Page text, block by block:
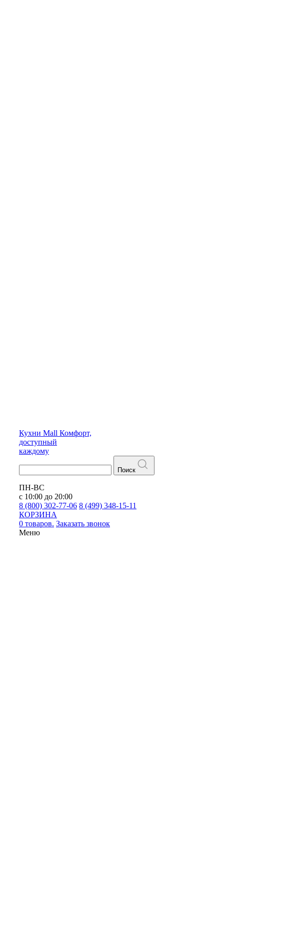
Кухни Mall Комфорт,
доступный
каждому
Поиск
ПН-ВС
с 10:00 до 20:00
8 (800) 302-77-06 8 (499) 348-15-11
КОРЗИНА
0 товаров. Заказать звонок
Меню